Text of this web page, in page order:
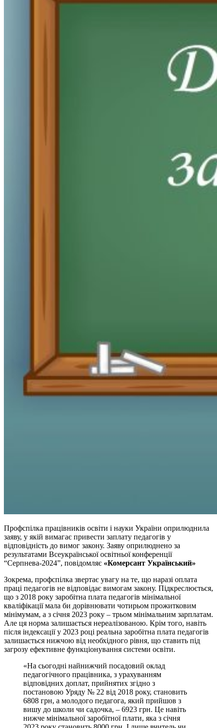
Профспілка працівників освіти і науки України оприлюднила
заяву, у якій вимагає привести заплату педагогів у
відповідність до вимог закону. Заяву оприлюднено за
результатами Всеукраїнської освітньої конференції
“Серпнева-2024”, повідомляє «Комерсант Український»
Зокрема, профспілка звертає увагу на те, що наразі оплата
праці педагогів не відповідає вимогам закону. Підкреслюється,
що з 2018 року заробітна плата педагогів мінімальної
кваліфікації мала би дорівнювати чотирьом прожитковим
мінімумам, а з січня 2023 року – трьом мінімальним зарплатам.
Але ця норма залишається нереалізованою. Крім того, навіть
після індексації у 2023 році реальна заробітна плата педагогів
залишається нижчою від необхідного рівня, що ставить під
загрозу ефективне функціонування системи освіти.
«На сьогодні найнижчий посадовий оклад
педагогічного працівника, з урахуванням
відповідних доплат, прийнятих згідно з
постановою Уряду № 22 від 2018 року, становить
6808 грн, а молодого педагога, який прийшов з
вишу до школи чи садочка, – 6923 грн. Це навіть
нижче мінімальної заробітної плати, яка з січня